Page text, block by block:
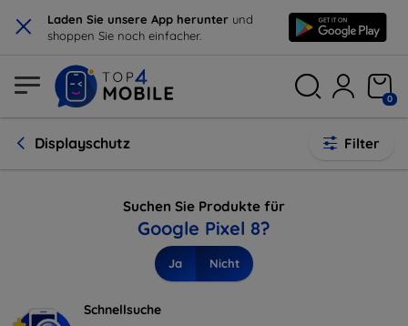
× Laden Sie unsere App herunter und
shoppen Sie noch einfacher.
0
Displayschutz Filter
Suchen Sie Produkte für
Google Pixel 8?
Ja Nicht
Schnellsuche